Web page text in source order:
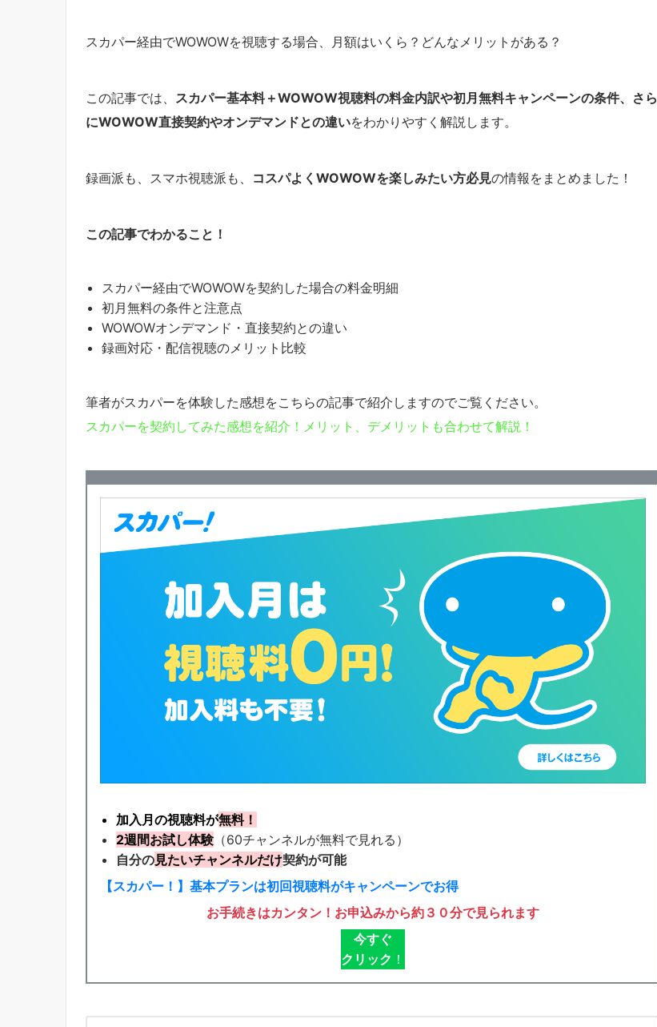
スカパー経由でWOWOWを視聴する場合、月額はいくら？どんなメリットがある？
この記事では、 スカパー基本料＋WOWOW視聴料の料金内訳や初月無料キャンペーンの条件、さら
にWOWOW直接契約やオンデマンドとの違いをわかりやすく解説します。
録画派も、スマホ視聴派も、 コスパよくWOWOWを楽しみたい方必見の情報をまとめました！
この記事でわかること！
スカパー経由でWOWOWを契約した場合の料金明細
初月無料の条件と注意点
WOWOWオンデマンド・直接契約との違い
録画対応・配信視聴のメリット比較
筆者がスカパーを体験した感想をこちらの記事で紹介しますのでご覧ください。
スカパーを契約してみた感想を紹介！メリット、デメリットも合わせて解説！
加入月の視聴料が無料！
2週間お試し体験（60チャンネルが無料で見れる）
自分の見たいチャンネルだけ契約が可能
【スカパー！】基本プランは初回視聴料がキャンペーンでお得
お手続きはカンタン！お申込みから約３０分で見られます
今すぐ
クリック ！